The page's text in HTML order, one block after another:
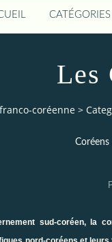
CATÉGORIES
Les
coréenne >
sud-coréen, la